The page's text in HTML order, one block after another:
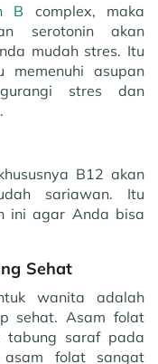
B complex, maka
serotonin akan
mudah stres. Itu
memenuhi asupan
stres dan
B12 akan
sariawan. Itu
ini agar Anda bisa
Sehat
wanita adalah
sehat. Asam folat
tabung saraf pada
asam folat sangat